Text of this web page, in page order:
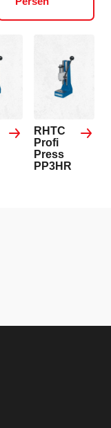
RHTC
Profi
Press
PP3HR